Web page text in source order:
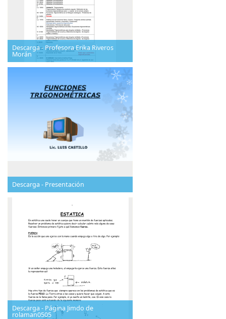
Descarga - Profesora Erika Riveros
Morán
Descarga - Presentación
Descarga - Página Jimdo de
rolaman0505